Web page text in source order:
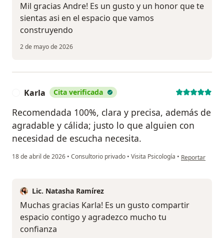
Mil gracias Andre! Es un gusto y un honor que te
sientas asi en el espacio que vamos
construyendo
2 de mayo de 2026
Karla Cita verificada
Recomendada 100%, clara y precisa, además de
agradable y cálida; justo lo que alguien con
necesidad de escucha necesita.
18 de abril de 2026 • Consultorio privado • Visita Psicología • en opinión del
Reportar
Lic. Natasha Ramírez
Muchas gracias Karla! Es un gusto compartir
espacio contigo y agradezco mucho tu
confianza